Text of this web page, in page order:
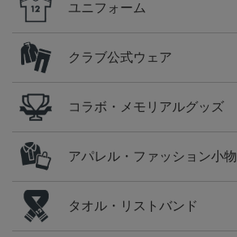
ユニフォーム
クラブ公式ウェア
コラボ・メモリアルグッズ
アパレル・ファッション小物
タオル・リストバンド